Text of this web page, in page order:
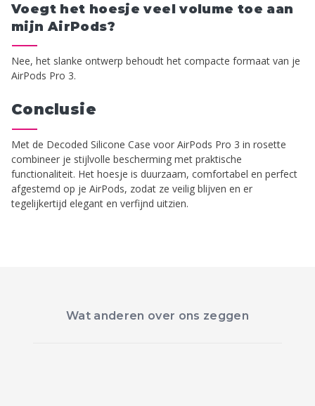
Voegt het hoesje veel volume toe aan
mijn AirPods?
Nee, het slanke ontwerp behoudt het compacte formaat van je
AirPods Pro 3.
Conclusie
Met de Decoded Silicone Case voor AirPods Pro 3 in rosette
combineer je stijlvolle bescherming met praktische
functionaliteit. Het hoesje is duurzaam, comfortabel en perfect
afgestemd op je AirPods, zodat ze veilig blijven en er
tegelijkertijd elegant en verfijnd uitzien.
Wat anderen over ons zeggen